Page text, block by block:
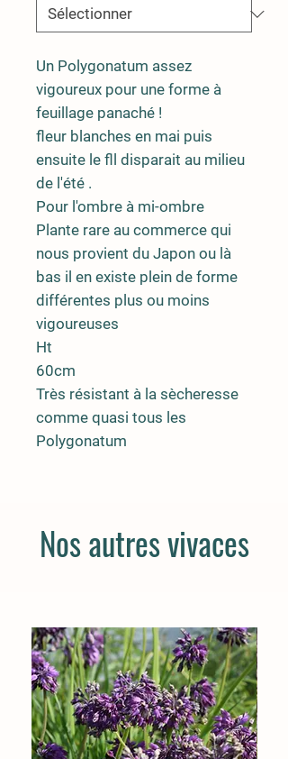
Un Polygonatum assez
vigoureux pour une forme à
feuillage panaché !
fleur blanches en mai puis
ensuite le fll disparait au milieu
de l'été .
Pour l'ombre à mi-ombre
Plante rare au commerce qui
nous provient du Japon ou là
bas il en existe plein de forme
différentes plus ou moins
vigoureuses
Ht
60cm
Très résistant à la sècheresse
comme quasi tous les
Polygonatum
Nos autres vivaces